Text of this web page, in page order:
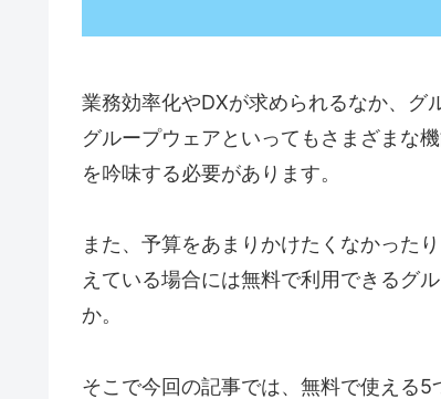
業務効率化やDXが求められるなか、グ
グループウェアといってもさまざまな
を吟味する必要があります。
また、予算をあまりかけたくなかった
えている場合には無料で利用できるグ
か。
そこで今回の記事では、無料で使える